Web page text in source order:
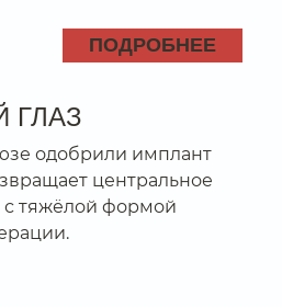
ПОДРОБНЕЕ
ГЛАЗ
одобрили имплант
центральное
тяжёлой формой